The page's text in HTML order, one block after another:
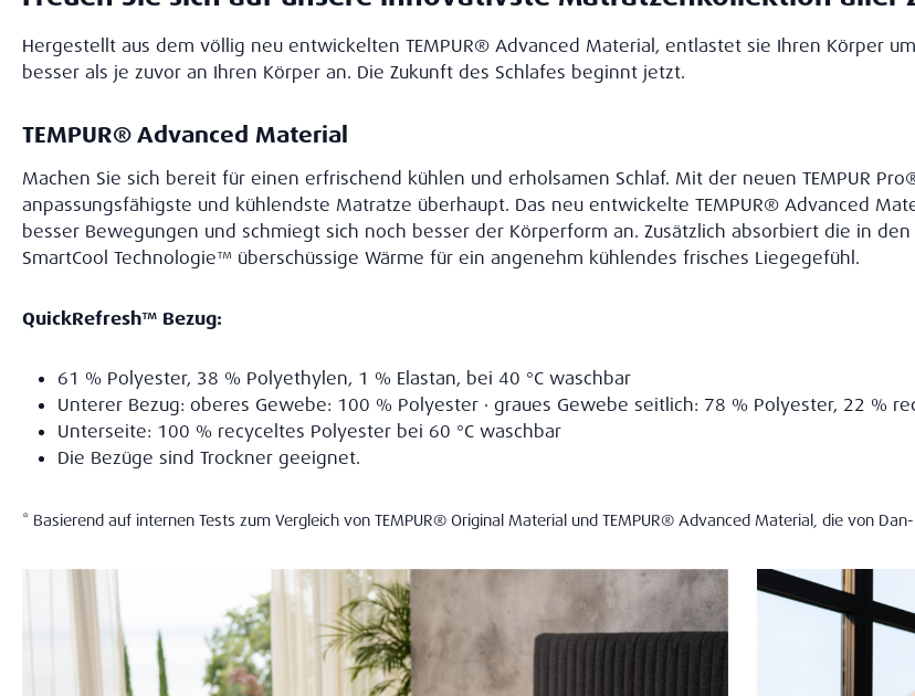
Hergestellt aus dem völlig neu entwickelten TEMPUR® Advanced Material, entlastet sie Ihren Körper um
besser als je zuvor an Ihren Körper an. Die Zukunft des Schlafes beginnt jetzt.
TEMPUR® Advanced Material
Machen Sie sich bereit für einen erfrischend kühlen und erholsamen Schlaf. Mit der neuen TEMPUR
anpassungsfähigste und kühlendste Matratze überhaupt. Das neu entwickelte TEMPUR® Advanced
besser Bewegungen und schmiegt sich noch besser der Körperform an. Zusätzlich absorbiert die in
SmartCool Technologie™ überschüssige Wärme für ein angenehm kühlendes frisches Liegegefühl.
QuickRefresh™ Bezug:
61 % Polyester, 38 % Polyethylen, 1 % Elastan, bei 40 °C waschbar
Unterer Bezug: oberes Gewebe: 100 % Polyester · graues Gewebe seitlich: 78 % Polyester, 22 %
Unterseite: 100 % recyceltes Polyester bei 60 °C waschbar
Die Bezüge sind Trockner geeignet.
* Basierend auf internen Tests zum Vergleich von TEMPUR® Original Material und TEMPUR® Advanced Material, die von